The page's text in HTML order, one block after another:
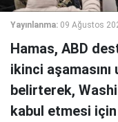
Yayınlanma: 09 Ağustos
Hamas, ABD
ikinci
belirterek,
kabul etmesi için